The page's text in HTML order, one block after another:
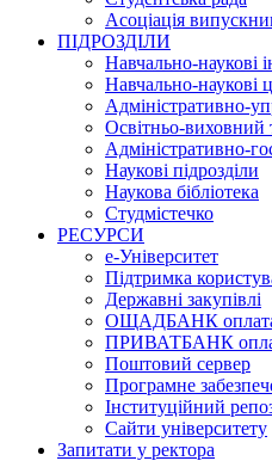
Асоціація
ПІДРОЗДІЛИ
Навчально-наукові
Навчально-наукові
Адміністративно-
Освітньо-виховний
Адміністративно-
Наукові підрозділи
Наукова бібліотека
Студмістечко
РЕСУРСИ
е-Університет
Підтримка
Державні закупівлі
ОЩАДБАНК
ПРИВАТБАНК
Поштовий сервер
Програмне
Інституційний
Сайти університету
Запитати у ректора